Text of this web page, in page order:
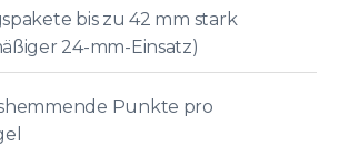
bis zu 42 mm stark
24-mm-Einsatz)
Punkte pro